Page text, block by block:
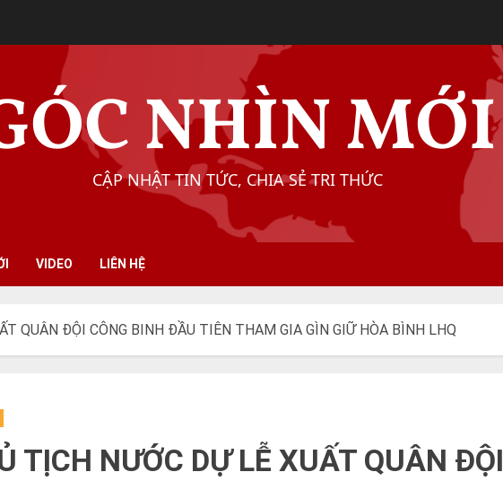
NHÌN MỚI
CẬP NHẬT TIN TỨC, CHIA SẺ TRI THỨC
VIDEO LIÊN HỆ
QUÂN ĐỘI CÔNG BINH ĐẦU TIÊN THAM GIA GÌN GIỮ HÒA BÌNH LHQ
TỊCH NƯỚC DỰ LỄ XUẤT QUÂN ĐỘI